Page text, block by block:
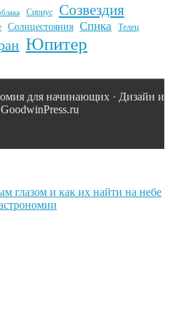
Сириус Созвездия
Солнцестояния Спика
Телец
Юпитер
для начинающих · Дизайн и
глазом и как их найти на небе